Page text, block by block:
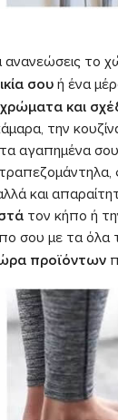
ανανεώσεις
σου ή ένα
και
την
αγαπημένα σου
και
τον κήπο ή
σου με τα όλα
προϊόντων